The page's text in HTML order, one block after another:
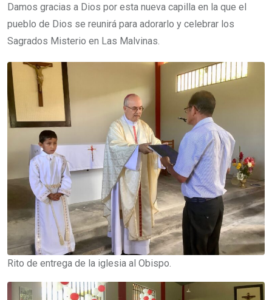
Damos gracias a Dios por esta nueva capilla en la que el
pueblo de Dios se reunirá para adorarlo y celebrar los
Sagrados Misterio en Las Malvinas.
Rito de entrega de la iglesia al Obispo.